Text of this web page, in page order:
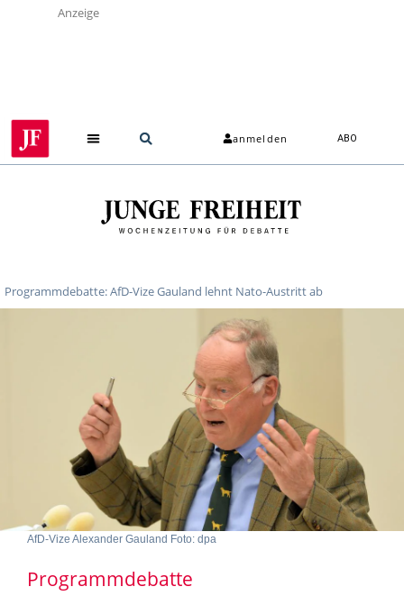
Anzeige
anmelden ABO
Programmdebatte: AfD-Vize Gauland lehnt Nato-Austritt ab
AfD-Vize Alexander Gauland Foto: dpa
Programmdebatte